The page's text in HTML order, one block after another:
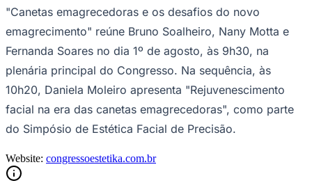
Flamengo
"Canetas emagrecedoras e os desafios do novo
emagrecimento" reúne Bruno Soalheiro, Nany Motta e
Fernanda Soares no dia 1º de agosto, às 9h30, na
plenária principal do Congresso. Na sequência, às
10h20, Daniela Moleiro apresenta "Rejuvenescimento
facial na era das canetas emagrecedoras", como parte
do Simpósio de Estética Facial de Precisão.
Website: congressoestetika.com.br